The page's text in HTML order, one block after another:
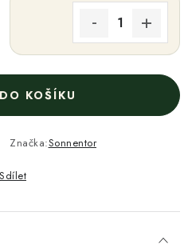
KOŠÍKU
Značka:Sonnentor
Sdílet